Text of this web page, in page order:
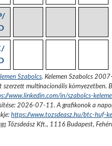
Szabolcs. Kelemen Szabolcs
multinacionális környezetben.
www.linkedin.com/in/szabolcs-
2026-07-11. A grafikonok a
https://www.tozsdeasz.hu/btc-huf-
Tőzsdeász Kft., 1116 Budapest,